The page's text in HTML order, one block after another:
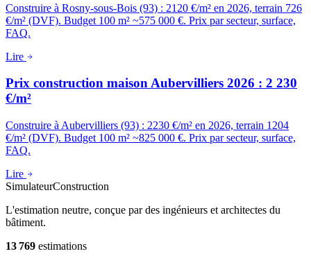
Construire à Rosny-sous-Bois (93) : 2120 €/m² en 2026, terrain 726
€/m² (DVF). Budget 100 m² ~575 000 €. Prix par secteur, surface,
FAQ.
Lire
Prix construction maison Aubervilliers 2026 : 2 230
€/m²
Construire à Aubervilliers (93) : 2230 €/m² en 2026, terrain 1204
€/m² (DVF). Budget 100 m² ~825 000 €. Prix par secteur, surface,
FAQ.
Lire
SimulateurConstruction
L'estimation neutre, conçue par des ingénieurs et architectes du
bâtiment.
13 769 estimations